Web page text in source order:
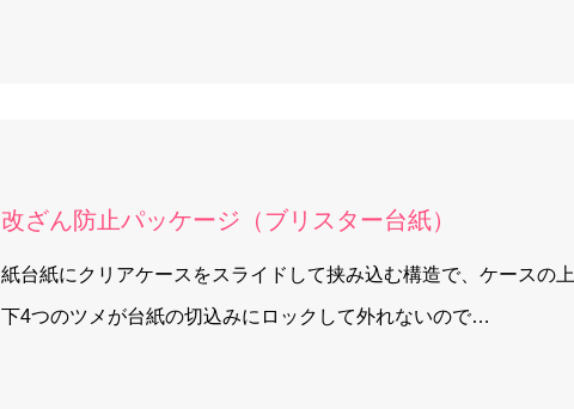
改ざん防止パッケージ（ブリスター台紙）
紙台紙にクリアケースをスライドして挟み込む構造で、ケースの上
下4つのツメが台紙の切込みにロックして外れないので…